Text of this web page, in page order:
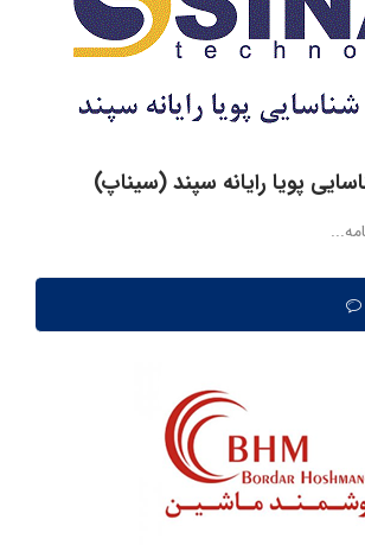
پویا رایانه سپند (سیناپ)